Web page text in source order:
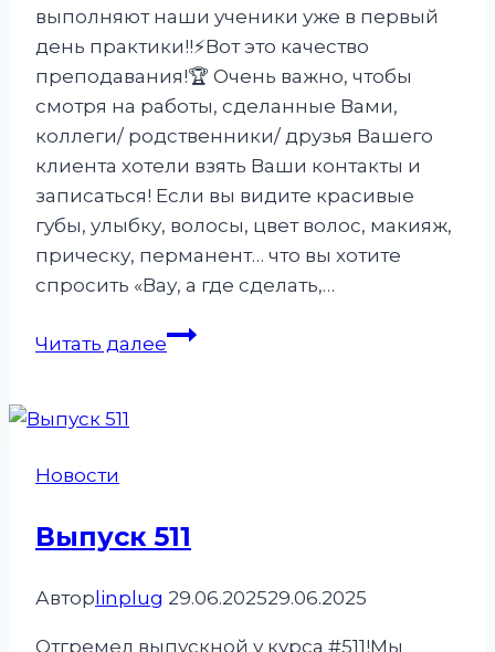
выполняют наши ученики уже в первый
день практики!!⚡️Вот это качество
преподавания!🏆 Очень важно, чтобы
смотря на работы, сделанные Вами,
коллеги/ родственники/ друзья Вашего
клиента хотели взять Ваши контакты и
записаться! Если вы видите красивые
губы, улыбку, волосы, цвет волос, макияж,
прическу, перманент… что вы хотите
спросить «Вау, а где сделать,…
Читать далееПрактика
0»
основа!
Новости
Выпуск 511
Автор linplug 29.06.202529.06.2025
Отгремел выпускной у курса #511!Мы